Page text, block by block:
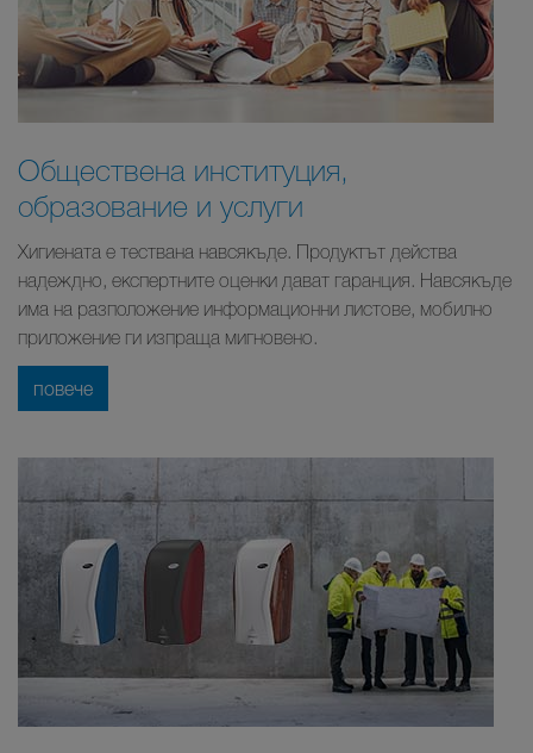
Обществена институция,
образование и услуги
Хигиената е тествана навсякъде. Продуктът действа
надеждно, експертните оценки дават гаранция. Навсякъде
има на разположение информационни листове, мобилно
приложение ги изпраща мигновено.
повече